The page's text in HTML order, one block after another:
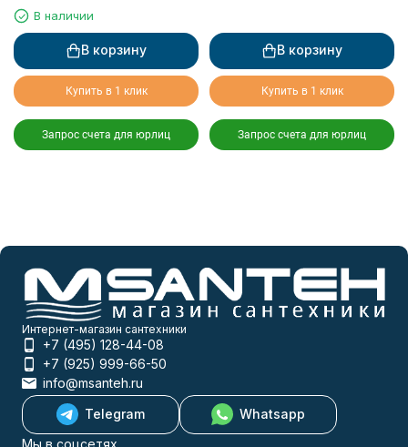
хромированная 75260
В наличии
В корзину
Купить в 1 клик
Запрос счета для юрлиц
В корзину
Купить в 1 клик
Запрос счета для юрлиц
Интернет-магазин сантехники
+7 (495) 128-44-08
+7 (925) 999-66-50
info@msanteh.ru
Telegram
Whatsapp
Мы в соцсетях